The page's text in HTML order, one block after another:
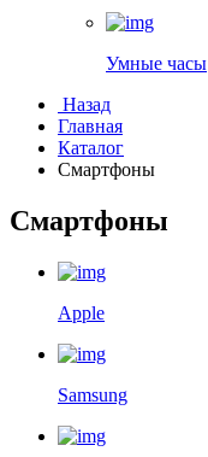
Умные часы
Назад
Главная
Каталог
Смартфоны
Смартфоны
Apple
Samsung